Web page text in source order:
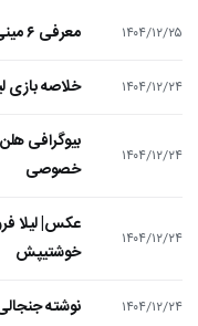
۱۴۰۴/۱۲/۲۵ معرفی ۶ مینی سریال ۲۰۲۵ که نباید از دست بدهید!
۱۴۰۴/۱۲/۲۴ خلاصه بازی لیورپول 1 – تاتنهام
۱۴۰۴/۱۲/۲۴
بیوگرافی
خصوصی
۱۴۰۴/۱۲/۲۴
عکس| لیلا
خوشتیپش
۱۴۰۴/۱۲/۲۴ نوشته